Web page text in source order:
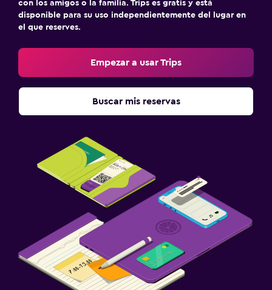
con los amigos o la familia. Trips es gratis y está
disponible para su uso independientemente del lugar en
el que reserves.
Empezar a usar Trips
Buscar mis reservas